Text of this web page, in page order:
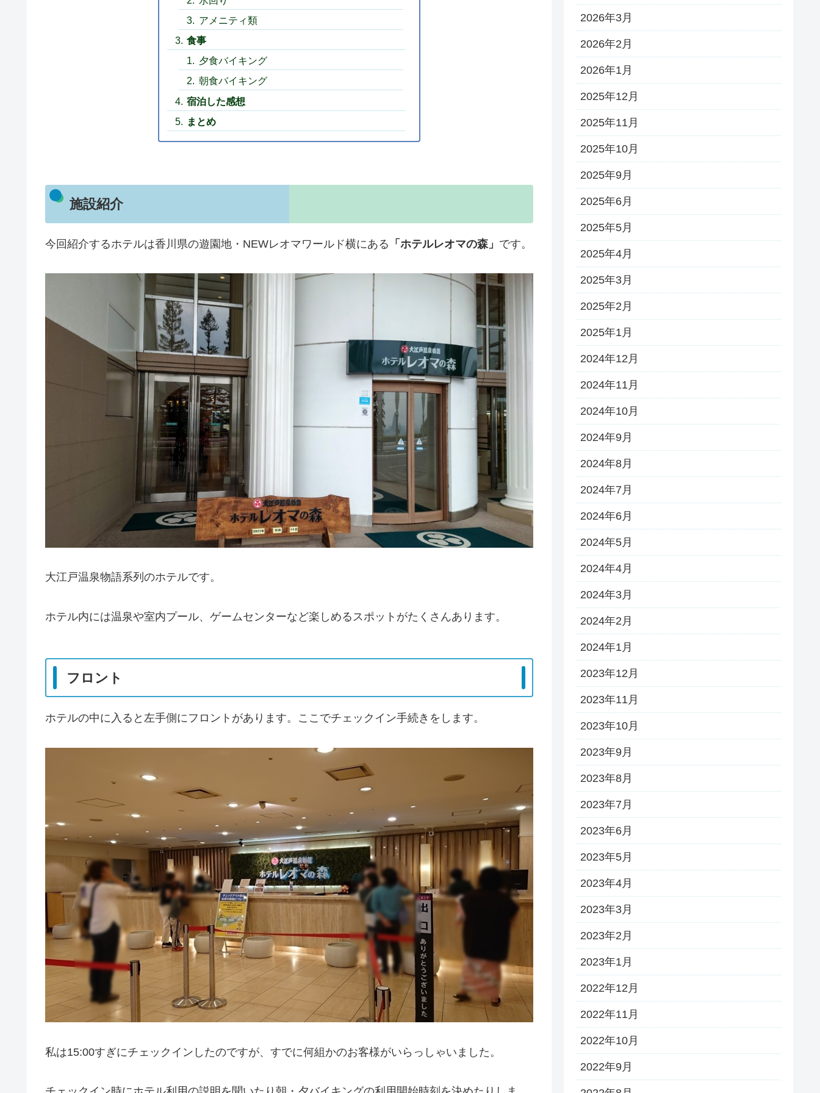
アメニティ類
食事
夕食バイキング
朝食バイキング
宿泊した感想
まとめ
施設紹介
今回紹介するホテルは香川県の遊園地・NEWレオマワールド横にある 「ホテルレオマの森」 です。
大江戸温泉物語系列のホテルです。
ホテル内には温泉や室内プール、ゲームセンターなど楽しめるスポットがたくさんあります。
フロント
ホテルの中に入ると左手側にフロントがあります。ここでチェックイン手続きをします。
私は15:00すぎにチェックインしたのですが、すでに何組かのお客様がいらっしゃいました。
2026年3月
2026年2月
2026年1月
2025年12月
2025年11月
2025年10月
2025年9月
2025年6月
2025年5月
2025年4月
2025年3月
2025年2月
2025年1月
2024年12月
2024年11月
2024年10月
2024年9月
2024年8月
2024年7月
2024年6月
2024年5月
2024年4月
2024年3月
2024年2月
2024年1月
2023年12月
2023年11月
2023年10月
2023年9月
2023年8月
2023年7月
2023年6月
2023年5月
2023年4月
2023年3月
2023年2月
2023年1月
2022年12月
2022年11月
2022年10月
2022年9月